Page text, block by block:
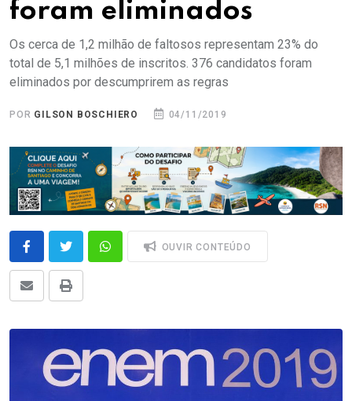
foram eliminados
Os cerca de 1,2 milhão de faltosos representam 23% do
total de 5,1 milhões de inscritos. 376 candidatos foram
eliminados por descumprirem as regras
POR GILSON BOSCHIERO 04/11/2019
OUVIR CONTEÚDO